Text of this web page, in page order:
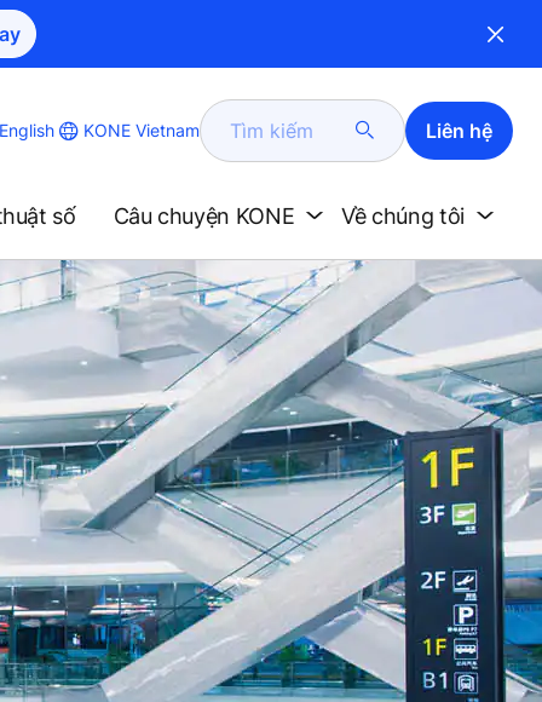
English KONE Vietnam
Tìm
kiếm
Liên hệ
số Câu chuyện KONE Về chúng tôi